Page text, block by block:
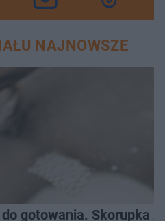
NAJNOWSZE
do gotowania. Skorupka